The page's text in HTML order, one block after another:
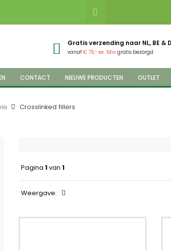
Gratis verzending naar NL, BE &
vanaf€ 75,- ex. btw gratis bezorgd
CONTACT NIEUWE PRODUCTEN OUTLET
Crosslinked fillers
Pagina 1van 1
Weergave: